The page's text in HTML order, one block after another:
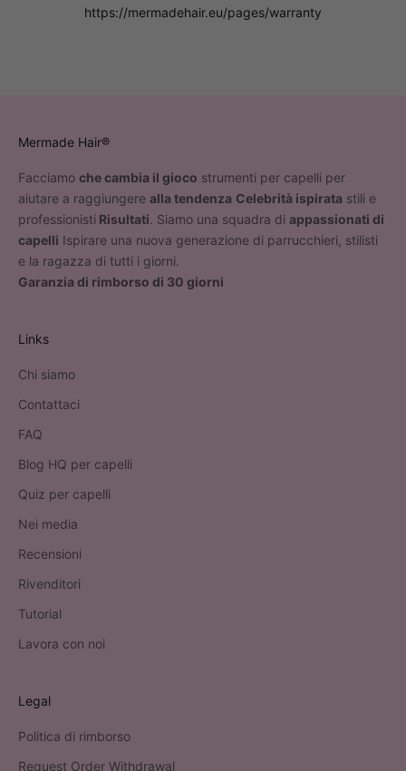
https://mermadehair.eu/pages/warranty
Mermade Hair®
Facciamo che cambia il gioco strumenti per capelli per
aiutare a raggiungere alla tendenza Celebrità ispirata stili e
professionisti Risultati. Siamo una squadra di appassionati di
capelli Ispirare una nuova generazione di parrucchieri, stilisti
e la ragazza di tutti i giorni.
Garanzia di rimborso di 30 giorni
Links
Chi siamo
Contattaci
FAQ
Blog HQ per capelli
Quiz per capelli
Nei media
Recensioni
Rivenditori
Tutorial
Lavora con noi
Legal
Politica di rimborso
Request Order Withdrawal